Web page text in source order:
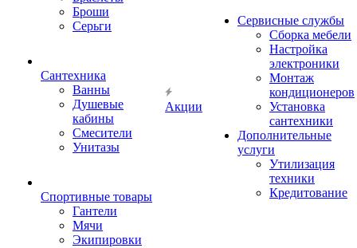
Броши
Серьги
Сантехника
Ванны
Душевые
кабины
Смесители
Унитазы
Спортивные товары
Гантели
Мячи
Экипировки
Акции
Сервисные службы
Сборка мебели
Настройка
электроники
Монтаж
кондиционеров
Установка
сантехники
Дополнительные
услуги
Утилизация
техники
Кредитование